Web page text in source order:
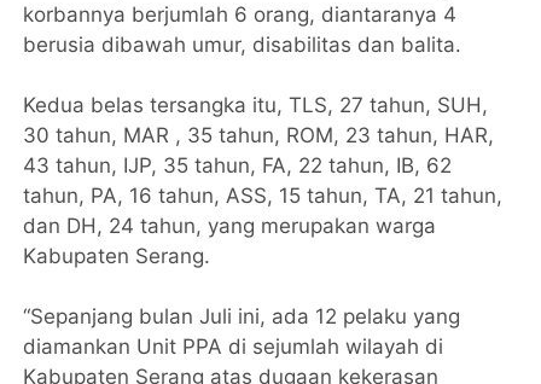
korbannya berjumlah 6 orang, diantaranya 4
berusia dibawah umur, disabilitas dan balita.
Kedua belas tersangka itu, TLS, 27 tahun, SUH,
30 tahun, MAR , 35 tahun, ROM, 23 tahun, HAR,
43 tahun, IJP, 35 tahun, FA, 22 tahun, IB, 62
tahun, PA, 16 tahun, ASS, 15 tahun, TA, 21 tahun,
dan DH, 24 tahun, yang merupakan warga
Kabupaten Serang.
“Sepanjang bulan Juli ini, ada 12 pelaku yang
diamankan Unit PPA di sejumlah wilayah di
Kabupaten Serang atas dugaan kekerasan